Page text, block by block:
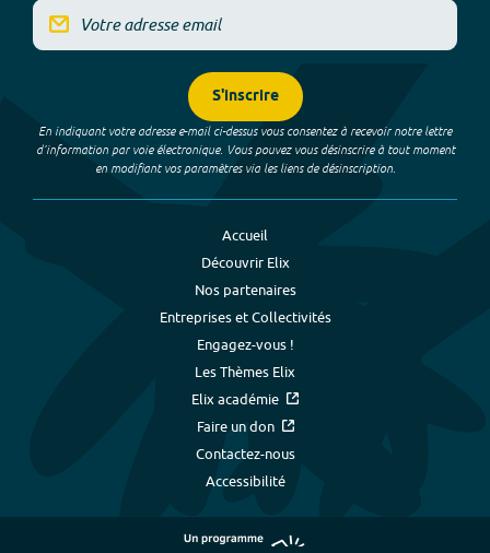
S'inscrire
En indiquant votre adresse e-mail ci-dessus vous consentez à recevoir notre lettre
d’information par voie électronique. Vous pouvez vous désinscrire à tout moment
en modifiant vos paramètres via les liens de désinscription.
Accueil
Découvrir Elix
Nos partenaires
Entreprises et Collectivités
Engagez-vous !
Les Thèmes Elix
Elix académie
Faire un don
Contactez-nous
Accessibilité